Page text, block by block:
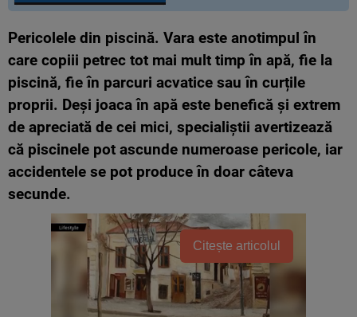
Pericolele din piscină. Vara este anotimpul în
care copiii petrec tot mai mult timp în apă, fie la
piscină, fie în parcuri acvatice sau în curțile
proprii. Deși joaca în apă este benefică și extrem
de apreciată de cei mici, specialiștii avertizează
că piscinele pot ascunde numeroase pericole, iar
accidentele se pot produce în doar câteva
secunde.
Citește articolul